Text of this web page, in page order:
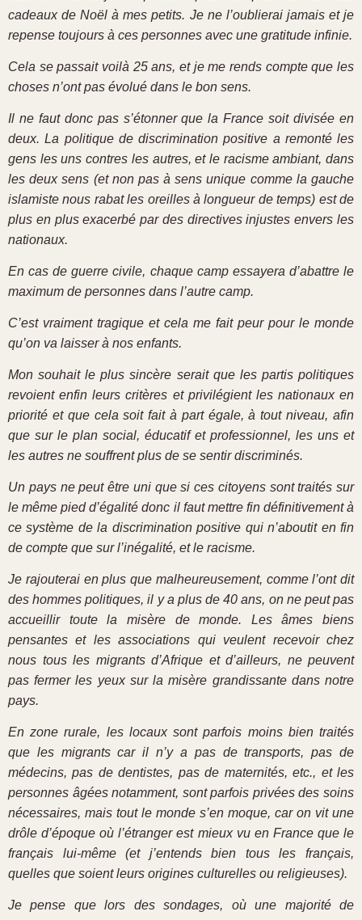
cadeaux de Noël à mes petits. Je ne l’oublierai jamais et je
repense toujours à ces personnes avec une gratitude infinie.
Cela se passait voilà 25 ans, et je me rends compte que les
choses n’ont pas évolué dans le bon sens.
Il ne faut donc pas s’étonner que la France soit divisée en
deux. La politique de discrimination positive a remonté les
gens les uns contres les autres, et le racisme ambiant, dans
les deux sens (et non pas à sens unique comme la gauche
islamiste nous rabat les oreilles à longueur de temps) est de
plus en plus exacerbé par des directives injustes envers les
nationaux.
En cas de guerre civile, chaque camp essayera d’abattre le
maximum de personnes dans l’autre camp.
C’est vraiment tragique et cela me fait peur pour le monde
qu’on va laisser à nos enfants.
Mon souhait le plus sincère serait que les partis politiques
revoient enfin leurs critères et privilégient les nationaux en
priorité et que cela soit fait à part égale, à tout niveau, afin
que sur le plan social, éducatif et professionnel, les uns et
les autres ne souffrent plus de se sentir discriminés.
Un pays ne peut être uni que si ces citoyens sont traités sur
le même pied d’égalité donc il faut mettre fin définitivement à
ce système de la discrimination positive qui n’aboutit en fin
de compte que sur l’inégalité, et le racisme.
Je rajouterai en plus que malheureusement, comme l’ont dit
des hommes politiques, il y a plus de 40 ans, on ne peut pas
accueillir toute la misère de monde. Les âmes biens
pensantes et les associations qui veulent recevoir chez
nous tous les migrants d’Afrique et d’ailleurs, ne peuvent
pas fermer les yeux sur la misère grandissante dans notre
pays.
En zone rurale, les locaux sont parfois moins bien traités
que les migrants car il n’y a pas de transports, pas de
médecins, pas de dentistes, pas de maternités, etc., et les
personnes âgées notamment, sont parfois privées des soins
nécessaires, mais tout le monde s’en moque, car on vit une
drôle d’époque où l’étranger est mieux vu en France que le
français lui-même (et j’entends bien tous les français,
quelles que soient leurs origines culturelles ou religieuses).
Je pense que lors des sondages, où une majorité de